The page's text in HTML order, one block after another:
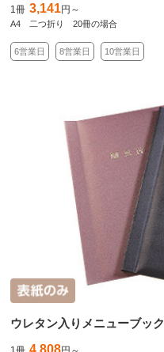
1冊 3,141円～
A4 二つ折り 20冊の場合
6営業日 8営業日 10営業日
ウレタン入りメニューブック